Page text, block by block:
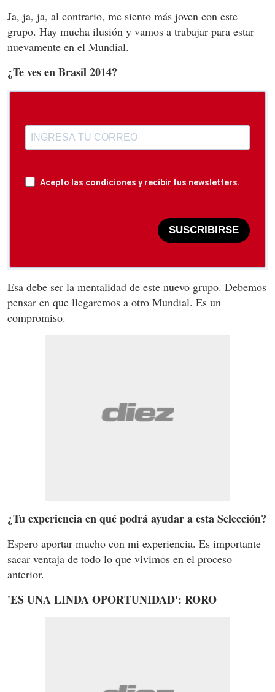
Ja, ja, ja, al contrario, me siento más joven con este
grupo. Hay mucha ilusión y vamos a trabajar para estar
nuevamente en el Mundial.
¿Te ves en Brasil 2014?
Acepto las condiciones y recibir tus newsletters.
SUSCRIBIRSE
Esa debe ser la mentalidad de este nuevo grupo. Debemos
pensar en que llegaremos a otro Mundial. Es un
compromiso.
¿Tu experiencia en qué podrá ayudar a esta Selección?
Espero aportar mucho con mi experiencia. Es importante
sacar ventaja de todo lo que vivimos en el proceso
anterior.
'ES UNA LINDA OPORTUNIDAD': RORO